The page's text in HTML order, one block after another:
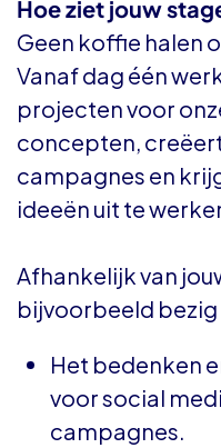
Hoe ziet jouw
Geen koffie halen
Vanaf dag één
projecten voor
concepten,
campagnes en
ideeën uit te
Afhankelijk van
bijvoorbeeld bezig
Het bedenken
voor social
campagnes.